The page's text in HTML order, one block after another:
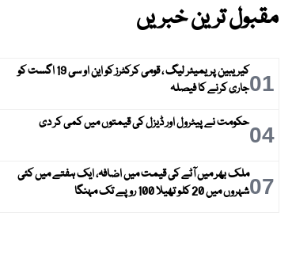
مقبول ترین خبریں
01
کیریبین پریمیئر لیگ ، قومی کرکٹرز کو این او سی 19 اگست کو
جاری کرنے کا فیصلہ
04حکومت نے پیٹرول اور ڈیزل کی قیمتوں میں کمی کر دی
07ملک بھر میں آٹے کی قیمت میں اضافہ، ایک ہفتے میں کئی
شہروں میں 20 کلو تھیلا 100 روپے تک مہنگا